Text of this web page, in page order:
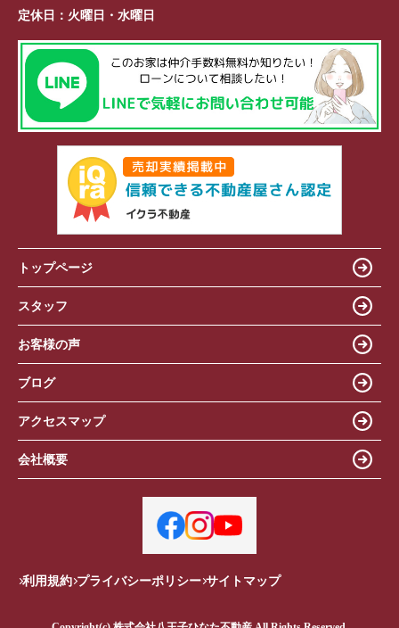
定休日： 火曜日・水曜日
トップページ
スタッフ
お客様の声
ブログ
アクセスマップ
会社概要
利用規約 プライバシーポリシー サイトマップ